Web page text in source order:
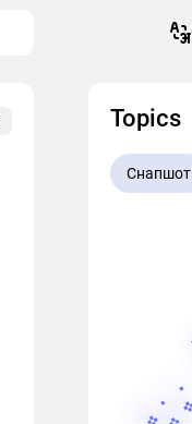
Topics
Снапшот